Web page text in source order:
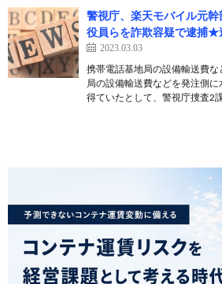
警視庁、楽天モバイル元
役員らを詐欺容疑で逮捕★
2023.03.03
携帯電話基地局の設備輸送費
局の設備輸送費などを発注側
得ていたとして、警視庁捜査2